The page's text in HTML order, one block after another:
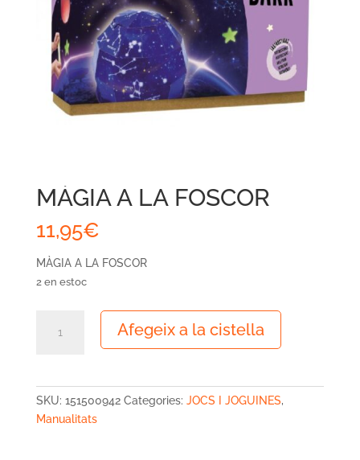
MÀGIA A LA FOSCOR
11,95€
MÀGIA A LA FOSCOR
2 en estoc
Afegeix a la cistella
SKU: 151500942 Categories: JOCS I JOGUINES,
Manualitats